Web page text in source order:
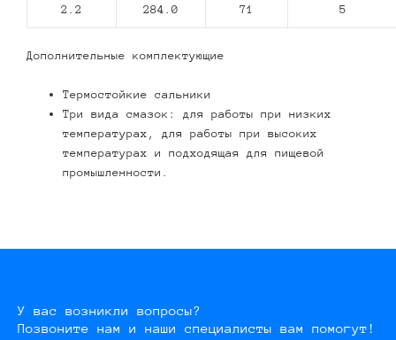
2.2 284.0 71 5
Дополнительные комплектующие
Термостойкие сальники
Три вида смазок: для работы при низких
температурах, для работы при высоких
температурах и подходящая для пищевой
промышленности.
У вас возникли вопросы?
Позвоните нам и наши специалисты вам помогут!